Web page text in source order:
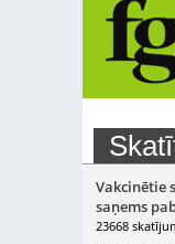
Vakcinētie
saņems
23668